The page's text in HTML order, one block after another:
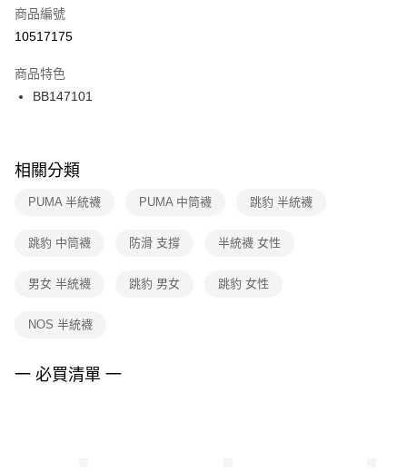
【「AFTEE先享後付」結帳流程】
１．於結帳方式選擇「AFTEE先享後付」後，將跳轉至「AFTEE先享後付」
２．訂單成立數日內，您將收到繳費通知簡訊。
３．收到繳費通知簡訊後14天內，點擊此簡訊中的連結，可透過四大超商／
ATM／網路銀行／等多元方式進行付款，方視為交易完成。
※ 交易是否成功請以「AFTEE先享後付 」之結帳頁面顯示為準，若有關於
是否繳費成功／繳費後需取消欲退款等相關疑問，請聯繫「AFTEE先享後付
客戶支援中心」https://netprotections.freshdesk.com/support/home
１．透過由恩沛科技股份有限公司提供之「AFTEE先享後付」服務完成之交
權轉讓予恩沛科技股份有限公司。
３．未成年的使用者請事先徵得法定代理人或監護人之同意方可使用
４．使用「AFTEE先享後付」時，將依據個別帳號之用戶狀況，依本公司即
宅配
每筆NT$100，滿NT$1,500(含以上)免運費
付款後門市自取
每筆NT$100，滿NT$1,500(含以上)免運費
商品編號
10517175
商品特色
BB147101
相關分類
PUMA 半統襪 PUMA 中筒襪 跳豹 半統襪
跳豹 中筒襪 防滑 支撐 半統襪 女性
男女 半統襪 跳豹 男女 跳豹 女性
NOS 半統襪
一 必買清單 一